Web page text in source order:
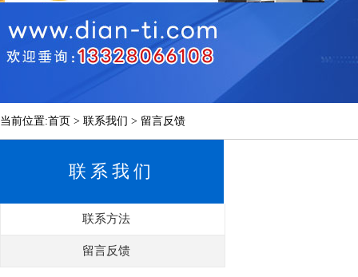
当前位置:首页 > 联系我们 > 留言反馈
联系我们
联系方法
留言反馈